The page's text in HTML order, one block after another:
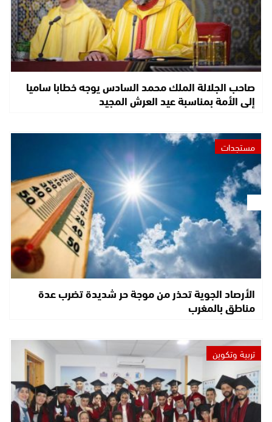
صاحب الجلالة الملك محمد السادس يوجه خطابا ساميا
إلى الأمة بمناسبة عيد العرش المجيد
مستجدات
الأرصاد الجوية تحذر من موجة حر شديدة تضرب عدة
مناطق بالمغرب
تربية وتكوين